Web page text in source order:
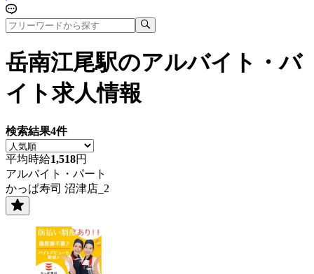
岳南江尾駅のアルバイト・バ
イト求人情報
検索結果4件
平均時給1,518円
アルバイト・パート
かっぱ寿司 沼津店_2